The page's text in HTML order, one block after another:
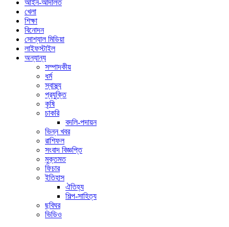
আইন-আদালত
খেলা
শিক্ষা
বিনোদন
সোশ্যাল মিডিয়া
লাইফস্টাইল
অন্যান্য
সম্পাদকীয়
ধর্ম
স্বাস্থ্য
প্রযুক্তি
কৃষি
চাকরি
বদলি-পদায়ন
ভিন্ন খবর
রাশিফল
সংবাদ বিজ্ঞপ্তি
মুক্তমত
ফিচার
ইতিহাস
ঐতিহ্য
শিল্প-সাহিত্য
ছবিঘর
ভিডিও